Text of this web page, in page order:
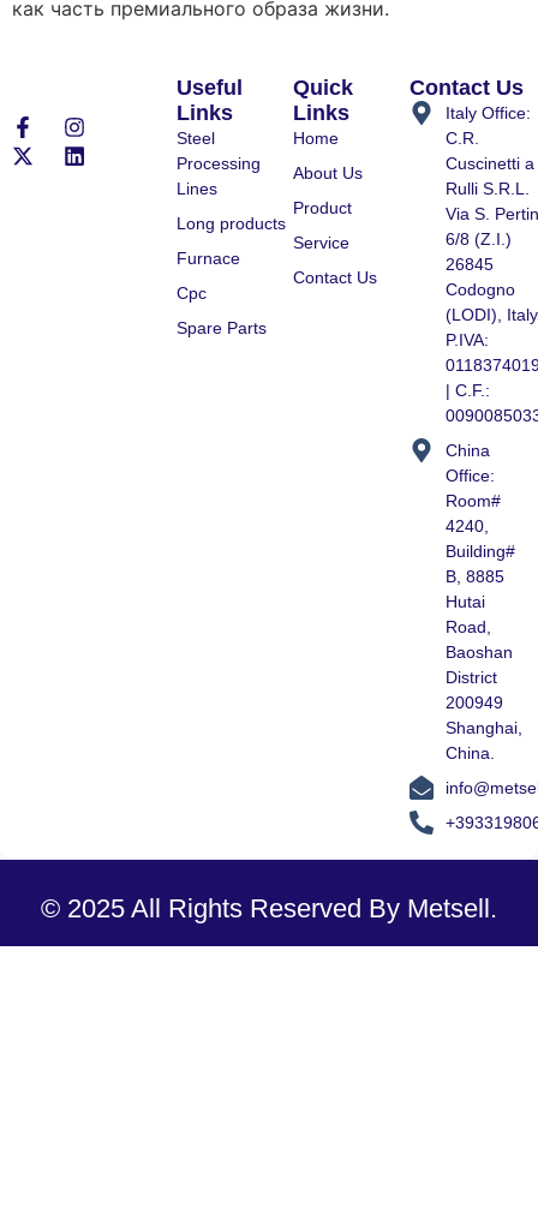
как часть премиального образа жизни.
Useful
Links
Steel
Processing
Lines
Long products
Furnace
Cpc
Spare Parts
Quick
Links
Home
About Us
Product
Service
Contact Us
Contact Us
Italy Office:
C.R.
Cuscinetti a
Rulli S.R.L.
Via S.
6/8 (Z.I.)
26845
Codogno
(LODI), Italy
P.IVA:
| C.F.:
China
Office:
Room#
4240,
Building#
B, 8885
Hutai
Road,
Baoshan
District
200949
Shanghai,
China.
© 2025 All Rights Reserved By Metsell.